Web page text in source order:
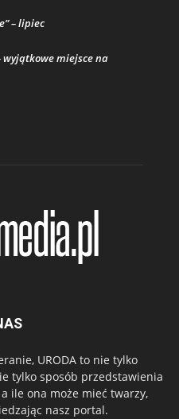
– lipiec
wyjątkowe miejsce na
URODA to nie tylko
tylko sposób przedstawienia
ile ona może mieć twarzy,
nasz portal.